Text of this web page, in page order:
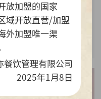
放加盟的国家
域开放直营/加盟
外加盟唯一渠
餐饮管理有限公司
2025年1月8日